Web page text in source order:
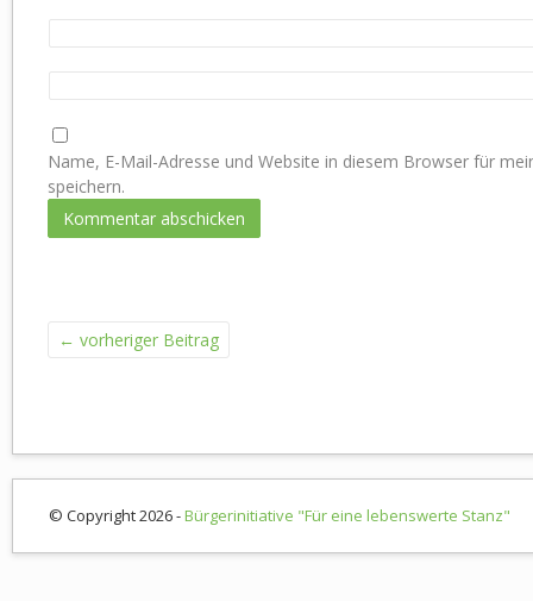
Name, E-Mail-Adresse und Website in diesem Browser für
speichern.
← vorheriger Beitrag
© Copyright 2026 -Bürgerinitiative "Für eine lebenswerte Stanz"